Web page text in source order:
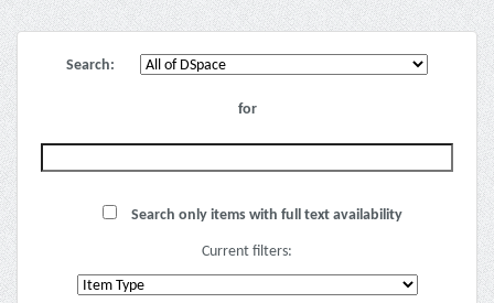
Search:
for
Search only items with full text availability
Current filters: